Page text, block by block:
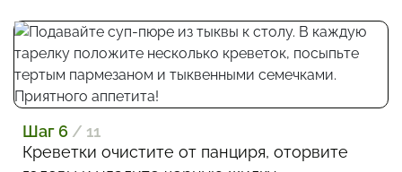
Шаг 6 / 11
Креветки очистите от панциря, оторвите